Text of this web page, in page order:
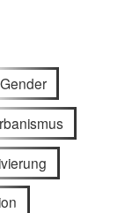
Gender